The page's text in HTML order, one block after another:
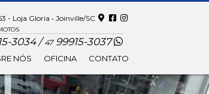
- Loja Gloria • Joinville/SC
3034 /4799915-3037
NÓS OFICINA CONTATO